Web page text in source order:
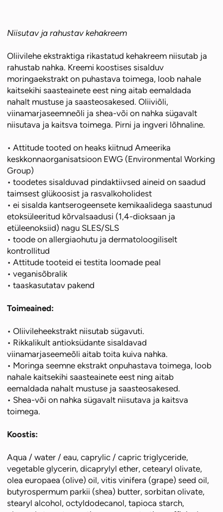
oli:
19,99 €.
on:
14,99 €.
Niisutav ja rahustav kehakreem
Oliivilehe ekstraktiga rikastatud kehakreem niisutab ja
rahustab nahka. Kreemi koostises sisalduv
moringaekstrakt on puhastava toimega, loob nahale
kaitsekihi saasteainete eest ning aitab eemaldada
nahalt mustuse ja saasteosakesed. Oliiviõli,
viinamarjaseemneõli ja shea-või on nahka sügavalt
niisutava ja kaitsva toimega. Pirni ja ingveri lõhnaline.
• Attitude tooted on heaks kiitnud Ameerika
keskkonnaorganisatsioon EWG (Environmental Working
Group)
• toodetes sisalduvad pindaktiivsed aineid on saadud
taimsest glükoosist ja rasvalkoholidest
• ei sisalda kantserogeensete kemikaalidega saastunud
etoksüleeritud kõrvalsaadusi (1,4-dioksaan ja
etüleenoksiid) nagu SLES/SLS
• toode on allergiaohutu ja dermatoloogiliselt
kontrollitud
• Attitude tooteid ei testita loomade peal
• veganisõbralik
• taaskasutatav pakend
Toimeained:
• Oliivileheekstrakt niisutab sügavuti.
• Rikkalikult antioksüdante sisaldavad
viinamarjaseemeõli aitab toita kuiva nahka.
• Moringa seemne ekstrakt onpuhastava toimega, loob
nahale kaitsekihi saasteainete eest ning aitab
eemaldada nahalt mustuse ja saasteosakesed.
• Shea-või on nahka sügavalt niisutava ja kaitsva
toimega.
Koostis:
Aqua / water / eau, caprylic / capric triglyceride,
vegetable glycerin, dicaprylyl ether, cetearyl olivate,
olea europaea (olive) oil, vitis vinifera (grape) seed oil,
butyrospermum parkii (shea) butter, sorbitan olivate,
stearyl alcohol, octyldodecanol, tapioca starch,